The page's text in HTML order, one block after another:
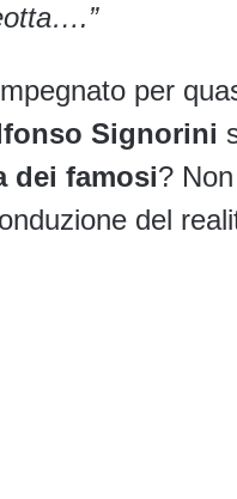
per
Signorini
dei famosi?
del